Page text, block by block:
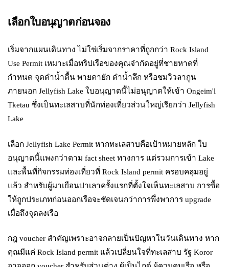
เลือกใบอนุญาตก่อนจอง
เริ่มจากแผนเดินทาง ไม่ใช่เริ่มจากราคาที่ถูกกว่า Rock Island
Use Permit เหมาะเมื่อทริปเรือของคุณจำกัดอยู่ที่ชายหาดที่
กำหนด จุดดำน้ำตื้น พายคายัก ดำน้ำลึก หรือชมวิวลากูน
ภายนอก Jellyfish Lake ใบอนุญาตนี้ไม่อนุญาตให้เข้า Ongeim'l
Tketau ซึ่งเป็นทะเลสาบที่นักท่องเที่ยวส่วนใหญ่เรียกว่า Jellyfish
Lake
เลือก Jellyfish Lake Permit หากทะเลสาบคือเป้าหมายหลัก ใบ
อนุญาตนี้แพงกว่าตาม fact sheet ทางการ แต่รวมการเข้า Lake
และพื้นที่กิจกรรมท่องเที่ยวที่ Rock Island permit ครอบคลุมอยู่
แล้ว สำหรับผู้มาเยือนปาเลาครั้งแรกที่ตั้งใจเห็นทะเลสาบ การซื้อ
ให้ถูกประเภทก่อนออกเรือจะชัดเจนกว่าการพึ่งพาการ upgrade
เมื่อถึงจุดลงเรือ
กฎ voucher สำคัญเพราะอาจกลายเป็นปัญหาในวันเดินทาง หาก
คุณมีแค่ Rock Island permit แล้วเปลี่ยนใจที่ทะเลสาบ รัฐ Koror